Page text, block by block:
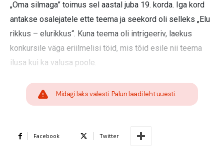
„Oma silmaga” toimus sel aastal juba 19. korda. Iga kord
antakse osalejatele ette teema ja seekord oli selleks „Elu
rikkus – elurikkus“. Kuna teema oli intrigeeriv, laekus
konkursile väga eriilmelisi töid, mis tõid esile nii teema
ilusa kui ka valusa poole.
Midagi läks valesti. Palun laadi leht uuesti.
Facebook Twitter